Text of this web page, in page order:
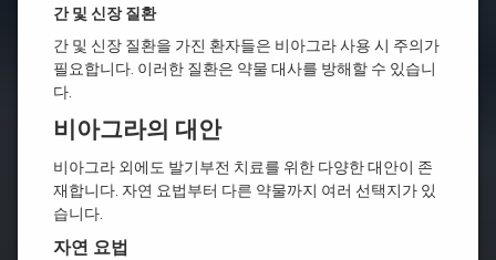
간 및 신장 질환
간 및 신장 질환을 가진 환자들은 비아그라 사용 시 주의가
필요합니다. 이러한 질환은 약물 대사를 방해할 수 있습니
다.
비아그라의 대안
비아그라 외에도 발기부전 치료를 위한 다양한 대안이 존
재합니다. 자연 요법부터 다른 약물까지 여러 선택지가 있
습니다.
자연 요법